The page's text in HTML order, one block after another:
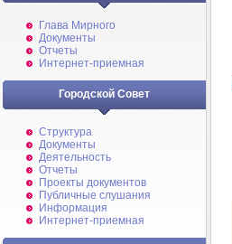
Глава Мирного
Документы
Отчеты
Интернет-приемная
Городской Совет
Структура
Документы
Деятельность
Отчеты
Проекты документов
Публичные слушания
Информация
Интернет-приемная